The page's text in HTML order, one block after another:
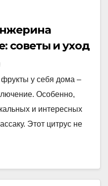
советы и уход
у себя дома –
Особенно,
и интересных
Этот цитрус не